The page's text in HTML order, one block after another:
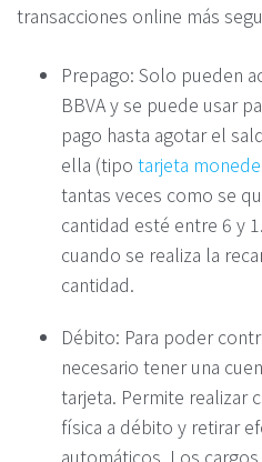
transacciones online más
Prepago: Solo pueden
BBVA y se puede usar
pago hasta agotar el
ella (tipo tarjeta
tantas veces como se
cantidad esté entre 6 y
cuando se realiza la
cantidad.
Débito: Para poder
necesario tener una
tarjeta. Permite realizar
física a débito y retirar